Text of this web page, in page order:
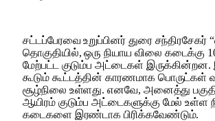
சட்டப்பேரவை உறுப்பினர் துரை சந்திரசேகர்
தொகுதியில், ஒரு நியாய விலை கடைக்கு
மேற்பட்ட குடும்ப அட்டைகள்
கூடும் கூட்டத்தின் காரணமாக பொருட்கள்
சூழ்நிலை உள்ளது. எனவே, அனைத்து
ஆயிரம் குடும்ப அட்டைகளுக்கு மேல் உள்ள
கடைகளை இரண்டாக பிரிக்கவேண்டும்.